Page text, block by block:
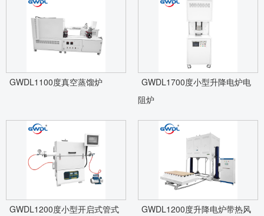
GWDL1100度真空蒸馏炉
GWDL1700度小型升降电炉电
阻炉
GWDL1200度小型开启式管式
GWDL1200度升降电炉带热风